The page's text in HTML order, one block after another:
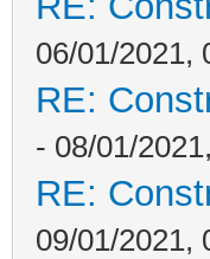
06/01/2021,
RE:
- 08/01/
RE:
09/01/2021,